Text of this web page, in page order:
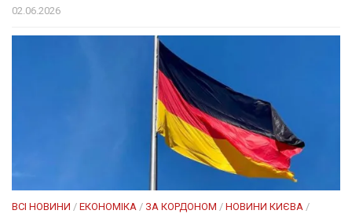
02.06.2026
ВСІ НОВИНИ / ЕКОНОМІКА / ЗА КОРДОНОМ / НОВИНИ КИЄВА /